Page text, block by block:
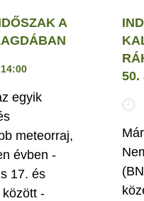
A
egyik
meteorraj,
évben -
17. és
-
50.